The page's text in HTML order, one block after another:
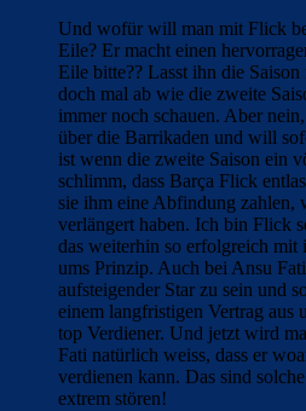
Und wofür will man mit Flick
Eile? Er macht einen
Eile bitte?? Lasst ihn die
doch mal ab wie die zweite
immer noch schauen. Aber
über die Barrikaden und will
ist wenn die zweite Saison ein
schlimm, dass Barça Flick
sie ihm eine Abfindung zahlen,
verlängert haben. Ich bin Flick
das weiterhin so erfolgreich mit
ums Prinzip. Auch bei Ansu
aufsteigender Star zu sein und
einem langfristigen Vertrag aus
top Verdiener. Und jetzt wird
Fati natürlich weiss, dass er
verdienen kann. Das sind
extrem stören!